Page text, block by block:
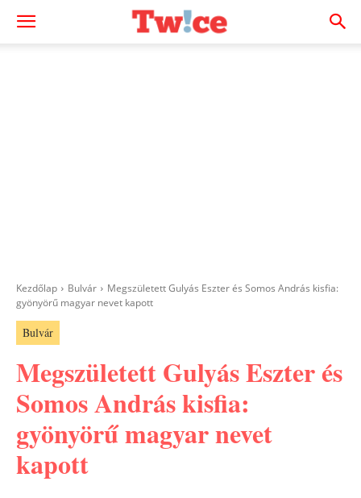
Kezdőlap Bulvár
Megszületett Gulyás Eszter és Somos András kisfia:
gyönyörű magyar nevet kapott
Bulvár
Megszületett Gulyás Eszter és
Somos András kisfia:
gyönyörű magyar nevet
kapott